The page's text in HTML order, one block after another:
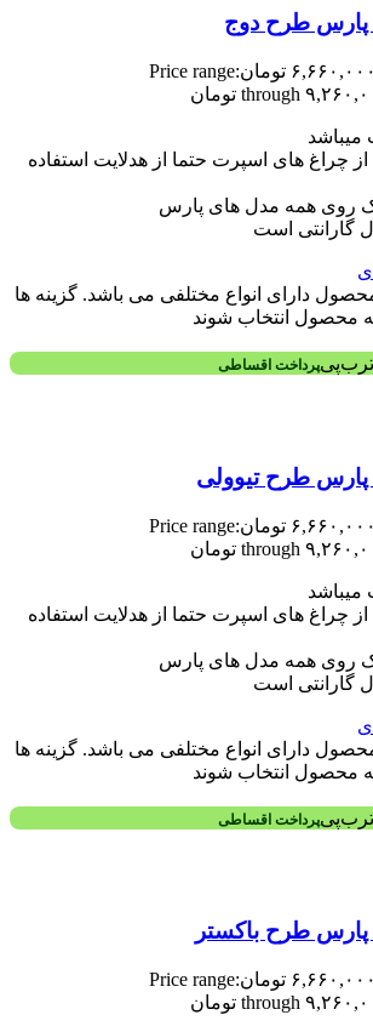
پارس طرح دوج
۶,۶۶۰,۰۰۰ تومانPrice range:
از چراغ های اسپرت حتما از هدلایت استفاده
روی همه مدل های پارس
گارانتی است
دارای انواع مختلفی می باشد. گزینه ها
انتخاب شوند
پرداخت اقساطی
طرح تیوولی
۶,۶۶۰,۰۰۰ تومانPrice range:
از چراغ های اسپرت حتما از هدلایت استفاده
روی همه مدل های پارس
گارانتی است
دارای انواع مختلفی می باشد. گزینه ها
انتخاب شوند
پرداخت اقساطی
طرح باکستر
۶,۶۶۰,۰۰۰ تومانPrice range: